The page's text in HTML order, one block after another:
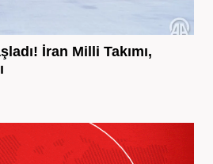
İran Milli Takımı,